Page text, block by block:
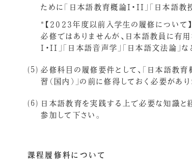
ために「日本語教育概論I・II」「日本語教
*【2023年度以前入学生の履修について】
必修ではありませんが、日本語教員に有
I・II」「日本語音声学」「日本語文法論」
必修科目の履修要件として、「日本語教
習（国内）」の前に修得しておく必要があ
日本語教育を実践する上で必要な知識と
参加して下さい。
課程履修料について